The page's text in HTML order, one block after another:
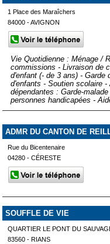
1 Place des Maraîchers
84000 - AVIGNON
Vie Quotidienne : Ménage /
commissions - Livraison de
d'enfant (- de 3 ans) - Garde
d'enfants - Soutien scolaire
dépendantes : Garde-
personnes handicapées -
ADMR DU CANTON DE
Rue du Bicentenaire
04280 - CÉRESTE
SOUFFLE DE VIE
QUARTIER LE PONT DU
83560 - RIANS